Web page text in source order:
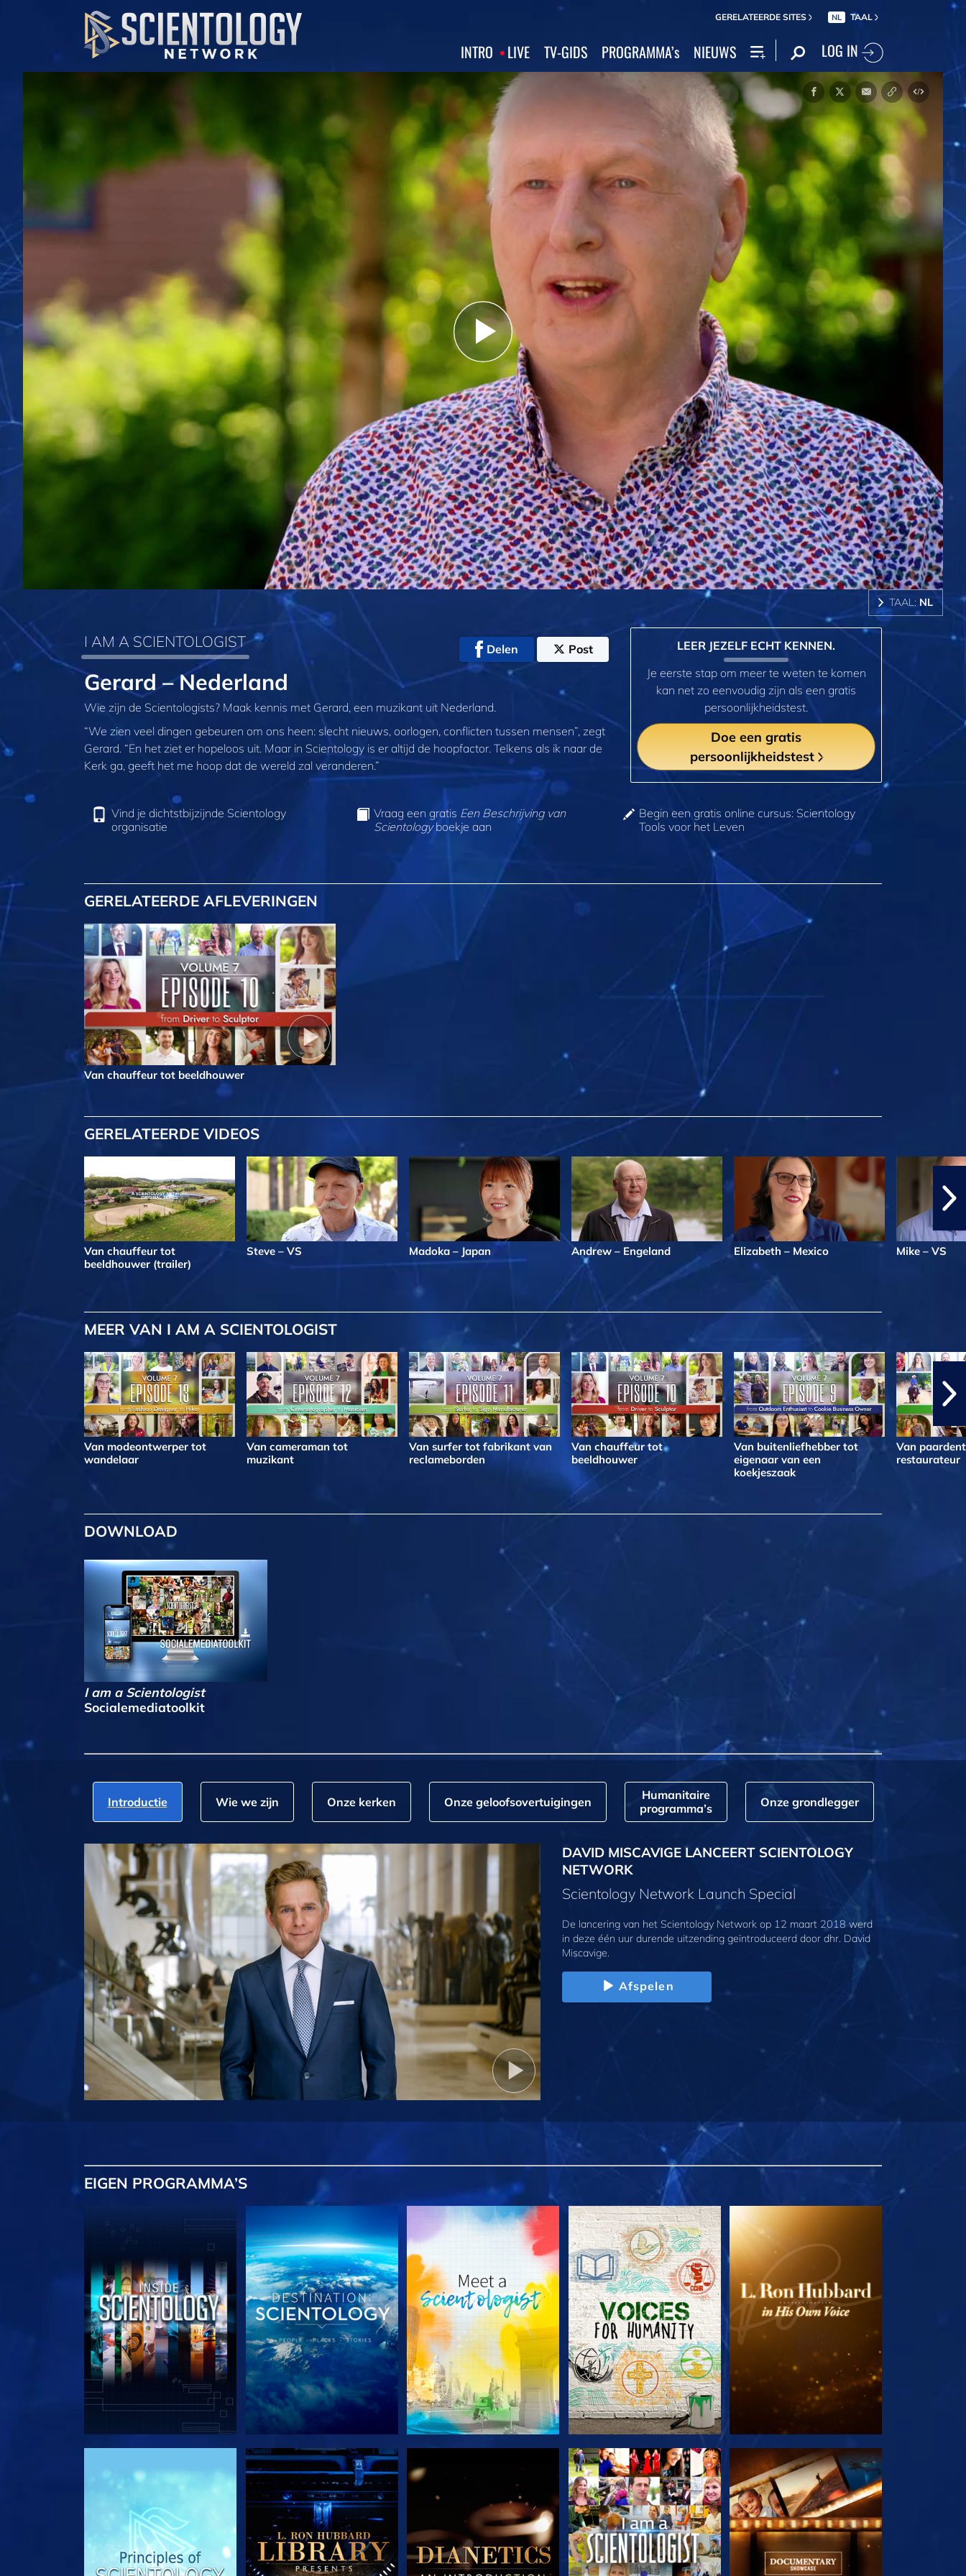
GERELATEERDE SITES NL TAAL
INTRO LIVE TV‑GIDS PROGRAMMA’s NIEUWS LOG IN
Play
Video
TAAL: NL
I AM A SCIENTOLOGIST Delen Post
Gerard – Nederland
Wie zijn de Scientologists? Maak kennis met Gerard, een muzikant uit Nederland.
“We zien veel dingen gebeuren om ons heen: slecht nieuws, oorlogen, conflicten tussen mensen”, zegt
Gerard. “En het ziet er hopeloos uit. Maar in Scientology is er altijd de hoopfactor. Telkens als ik naar de
Kerk ga, geeft het me hoop dat de wereld zal veranderen.”
LEER JEZELF ECHT KENNEN.
Je eerste stap om meer te weten te komen
kan net zo eenvoudig zijn als een gratis
persoonlijkheidstest.
Doe een gratis
persoonlijkheidstest
Vind je dichtstbijzijnde Scientology
organisatie
Vraag een gratis Een Beschrijving van
Scientologyboekje aan
Begin een gratis online cursus: Scientology
Tools voor het Leven
GERELATEERDE AFLEVERINGEN
Van chauffeur tot beeldhouwer
GERELATEERDE VIDEOS
Van chauffeur tot
beeldhouwer (trailer)
Steve – VS Madoka – Japan Andrew – Engeland Elizabeth – Mexico Mike – VS
MEER VAN I AM A SCIENTOLOGIST
Van modeontwerper tot
wandelaar
Van cameraman tot
muzikant
Van surfer tot fabrikant van
reclameborden
Van chauffeur tot
beeldhouwer
Van buitenliefhebber tot
eigenaar van een
koekjeszaak
Van
restaurateur
DOWNLOAD
I am a Scientologist
Socialemediatoolkit
Introductie Wie we zijn Onze kerken Onze geloofs­overtuigingen
Humanitaire
programma’s
Onze grondlegger
DAVID MISCAVIGE LANCEERT SCIENTOLOGY
NETWORK
Scientology Network Launch Special
De lancering van het Scientology Network op 12 maart 2018 werd
in deze één uur durende uitzending geïntroduceerd door dhr. David
Miscavige.
Afspelen
EIGEN PROGRAMMA’S
VERKEN DE SERIE VERKEN DE SERIE VERKEN DE SERIE VERKEN DE SERIE VERKEN DE SERIE